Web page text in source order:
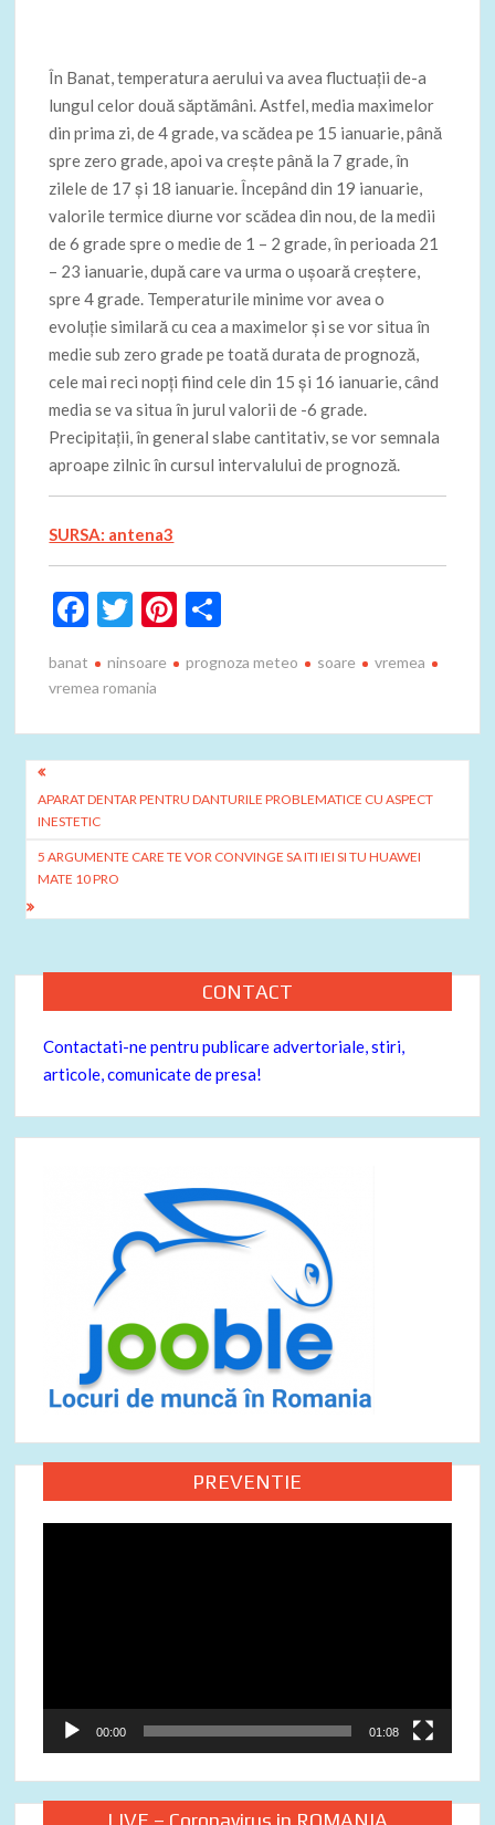
În Banat, temperatura aerului va avea fluctuaţii de-a
lungul celor două săptămâni. Astfel, media maximelor
din prima zi, de 4 grade, va scădea pe 15 ianuarie, până
spre zero grade, apoi va creşte până la 7 grade, în
zilele de 17 şi 18 ianuarie. Începând din 19 ianuarie,
valorile termice diurne vor scădea din nou, de la medii
de 6 grade spre o medie de 1 – 2 grade, în perioada 21
– 23 ianuarie, după care va urma o uşoară creştere,
spre 4 grade. Temperaturile minime vor avea o
evoluţie similară cu cea a maximelor şi se vor situa în
medie sub zero grade pe toată durata de prognoză,
cele mai reci nopţi fiind cele din 15 şi 16 ianuarie, când
media se va situa în jurul valorii de -6 grade.
Precipitaţii, în general slabe cantitativ, se vor semnala
aproape zilnic în cursul intervalului de prognoză.
SURSA: antena3
F
e
o
o
k
T
itt
Pi
er
t
ta
az
ă
banat ninsoare prognoza meteo soare
vremea
vremea romania
Navigare
în
articole
APARAT DENTAR PENTRU DANTURILE PROBLEMATICE CU ASPECT
INESTETIC
5 ARGUMENTE CARE TE VOR CONVINGE SA ITI IEI SI TU HUAWEI
MATE 10 PRO
CONTACT
Contactati-ne pentru publicare advertoriale, stiri,
articole, comunicate de presa!
PREVENTIE
00:00 01:08
LIVE – Coronavirus in ROMANIA